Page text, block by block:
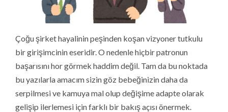
Çoğu şirket hayalinin peşinden koşan vizyoner tutkulu
bir girişimcinin eseridir. O nedenle hiçbir patronun
başarısını hor görmek haddim değil. Tam da bu noktada
bu yazılarla amacım sizin göz bebeğinizin daha da
serpilmesi ve kamuya mal olup değişime adapte olarak
gelişip ilerlemesi için farklı bir bakış açısı önermek.